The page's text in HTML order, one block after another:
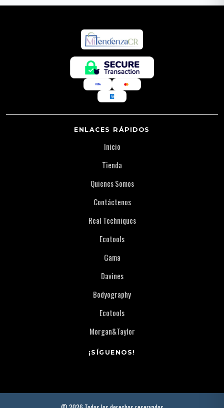
ENLACES RÁPIDOS
Inicio
Tienda
Quienes Somos
Contáctenos
Real Techniques
Ecotools
Gama
Davines
Bodyography
Ecotools
Morgan&Taylor
¡SÍGUENOS!